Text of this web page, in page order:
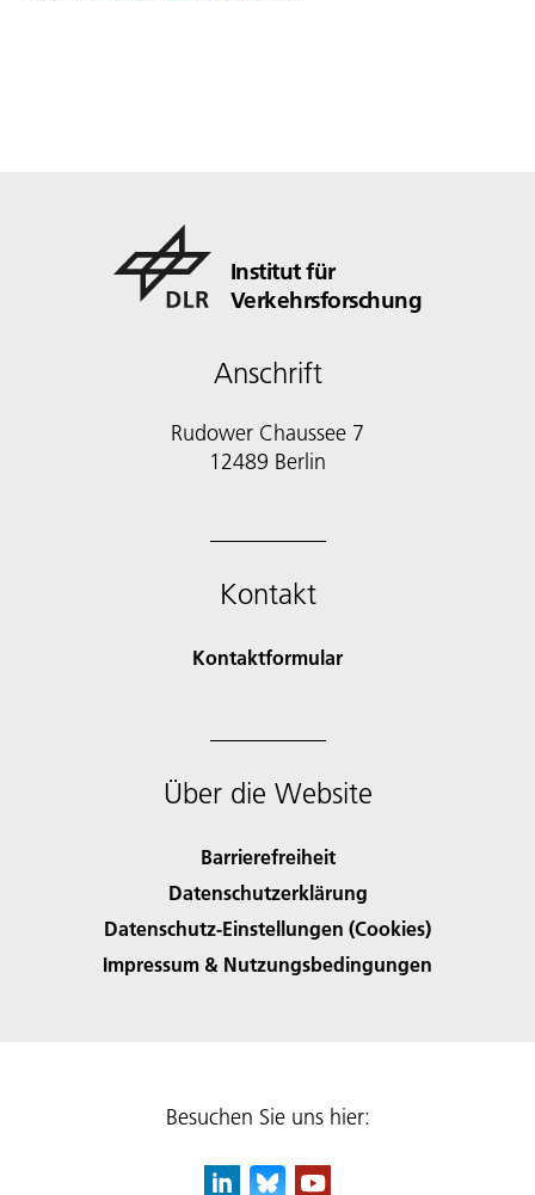
Institut für
Verkehrsforschung
Anschrift
Rudower Chaussee 7
12489 Berlin
Kontakt
Kontaktformular
Über die Website
Barrierefreiheit
Datenschutzerklärung
Datenschutz-Einstellungen (Cookies)
Impressum & Nutzungsbedingungen
Besuchen Sie uns hier: